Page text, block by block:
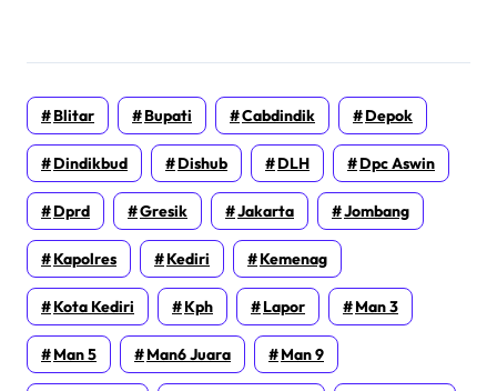
Blitar Bupati Cabdindik Depok
Dindikbud Dishub DLH Dpc Aswin
Dprd Gresik Jakarta Jombang
Kapolres Kediri Kemenag
Kota Kediri Kph Lapor Man 3
Man 5 Man6 Juara Man 9